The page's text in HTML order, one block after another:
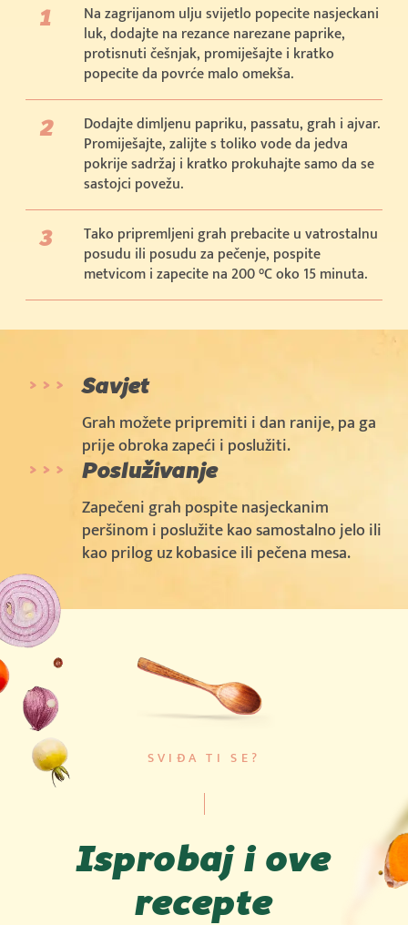
Na zagrijanom ulju svijetlo popecite nasjeckani
luk, dodajte na rezance narezane paprike,
protisnuti češnjak, promiješajte i kratko
popecite da povrće malo omekša.
Dodajte dimljenu papriku, passatu, grah i ajvar.
Promiješajte, zalijte s toliko vode da jedva
pokrije sadržaj i kratko prokuhajte samo da se
sastojci povežu.
Tako pripremljeni grah prebacite u vatrostalnu
posudu ili posudu za pečenje, pospite
metvicom i zapecite na 200 °C oko 15 minuta.
Savjet
Grah možete pripremiti i dan ranije, pa ga
prije obroka zapeći i poslužiti.
Posluživanje
Zapečeni grah pospite nasjeckanim
peršinom i poslužite kao samostalno jelo ili
kao prilog uz kobasice ili pečena mesa.
SVIĐA TI SE?
Isprobaj i ove
recepte